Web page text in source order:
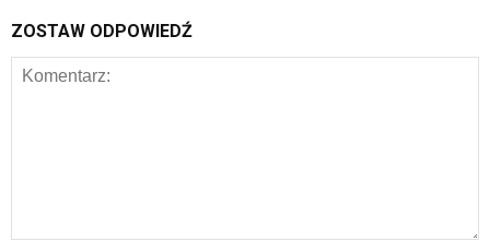
ZOSTAW ODPOWIEDŹ